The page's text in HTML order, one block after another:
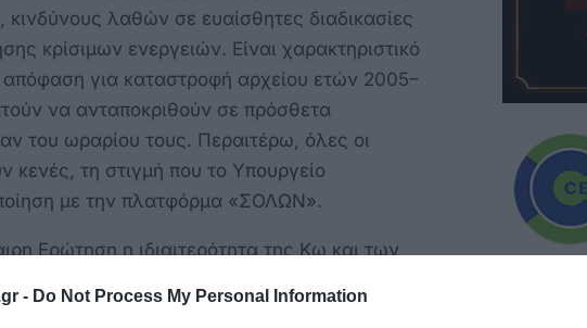
- Do Not Process My Personal Information
λαθών σε ευαίσθητες διαδικασίες
κρίσιμων ενεργειών. Είναι χαρακτηριστικό
απόφαση για καταστροφή αρχείου ετών 2005–
να ανταποκριθούν σε πρόσθετα
του ωραρίου τους. Περαιτέρω, όλες οι
κενές, τη στιγμή που το Υπουργείο
με την πλατφόρμα «ΣΟΛΩΝ».
Ερώτηση η ιδιαιτερότητα της Κω και των
τουριστικού φόρτου,
λειτουργίας σωφρονιστικών και